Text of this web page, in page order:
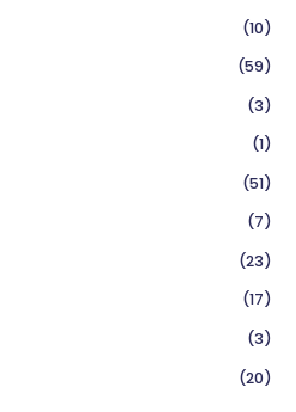
(10)
(59)
(3)
(1)
(51)
(7)
(23)
(17)
(3)
(20)